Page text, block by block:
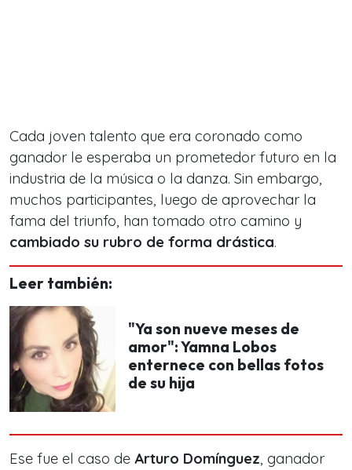
Cada joven talento que era coronado como
ganador le esperaba un prometedor futuro en la
industria de la música o la danza. Sin embargo,
muchos participantes, luego de aprovechar la
fama del triunfo, han tomado otro camino y
cambiado su rubro de forma drástica.
Leer también:
"Ya son nueve meses de
amor": Yamna Lobos
enternece con bellas fotos
de su hija
Ese fue el caso de Arturo Domínguez, ganador